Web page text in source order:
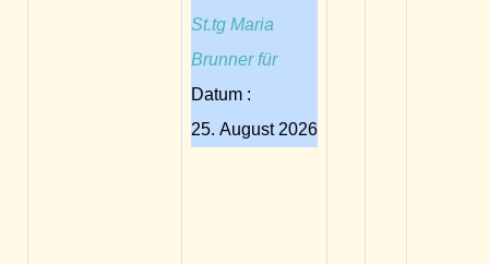
St.tg Maria
Brunner für
Datum :
25. August 2026